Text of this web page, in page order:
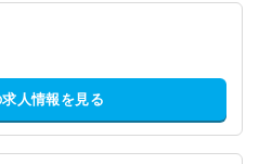
人情報を見る